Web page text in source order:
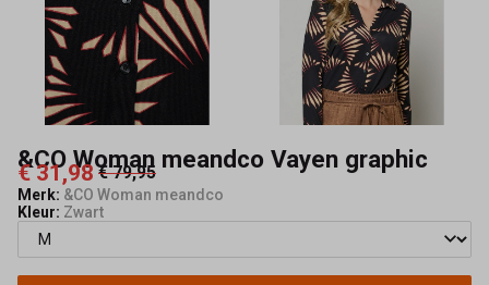
&CO Woman meandco Vayen graphic
€ 31,98 € 79,95
Merk: &CO Woman meandco
Kleur: Zwart